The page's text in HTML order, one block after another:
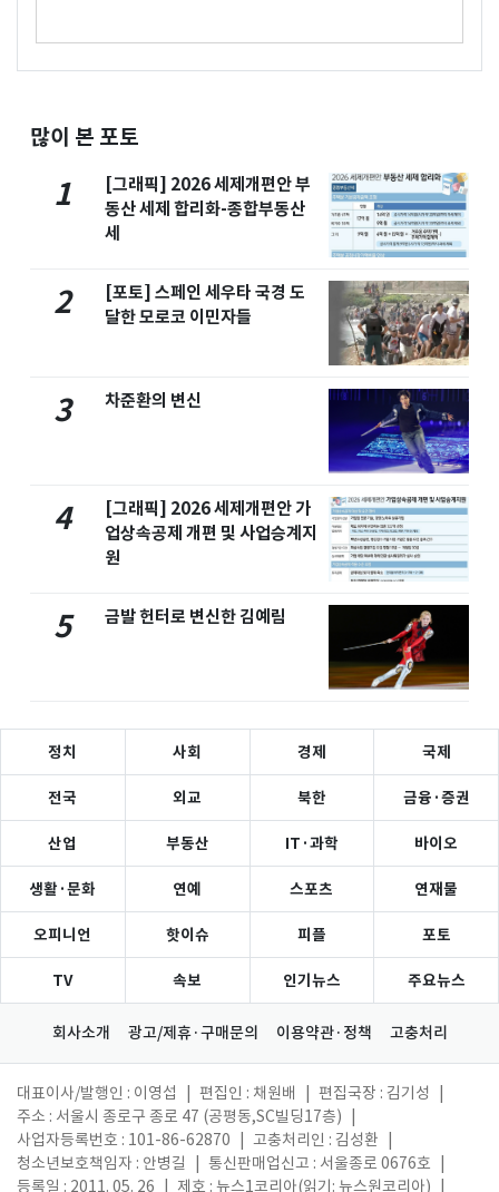
많이 본 포토
1
[그래픽] 2026 세제개편안 부
동산 세제 합리화-종합부동산
세
2
[포토] 스페인 세우타 국경 도
달한 모로코 이민자들
3 차준환의 변신
4
[그래픽] 2026 세제개편안 가
업상속공제 개편 및 사업승계지
원
5 금발 헌터로 변신한 김예림
정치 사회 경제 국제
전국 외교 북한 금융·증권
산업 부동산 IT·과학 바이오
생활·문화 연예 스포츠 연재물
오피니언 핫이슈 피플 포토
TV 속보 인기뉴스 주요뉴스
회사소개 광고/제휴·구매문의 이용약관·정책 고충처리
대표이사/발행인 : 이영섭 편집인 : 채원배 편집국장 : 김기성
주소 : 서울시 종로구 종로 47 (공평동,SC빌딩17층)
사업자등록번호 : 101-86-62870
고충처리인 : 김성환
청소년보호책임자 : 안병길
통신판매업신고 : 서울종로 0676호
등록일 : 2011. 05. 26
제호 : 뉴스1코리아(읽기: 뉴스원코리아)